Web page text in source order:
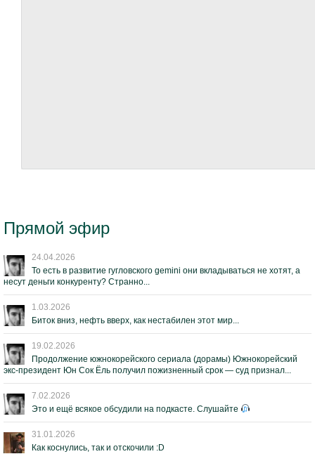
Прямой эфир
24.04.2026
То есть в развитие гугловского gemini они вкладываться не хотят, а
несут деньги конкуренту? Странно...
1.03.2026
Биток вниз, нефть вверх, как нестабилен этот мир...
19.02.2026
Продолжение южнокорейского сериала (дорамы) Южнокорейский
экс-президент Юн Сок Ёль получил пожизненный срок — суд признал...
7.02.2026
Это и ещё всякое обсудили на подкасте. Слушайте
31.01.2026
Как коснулись, так и отскочили :D